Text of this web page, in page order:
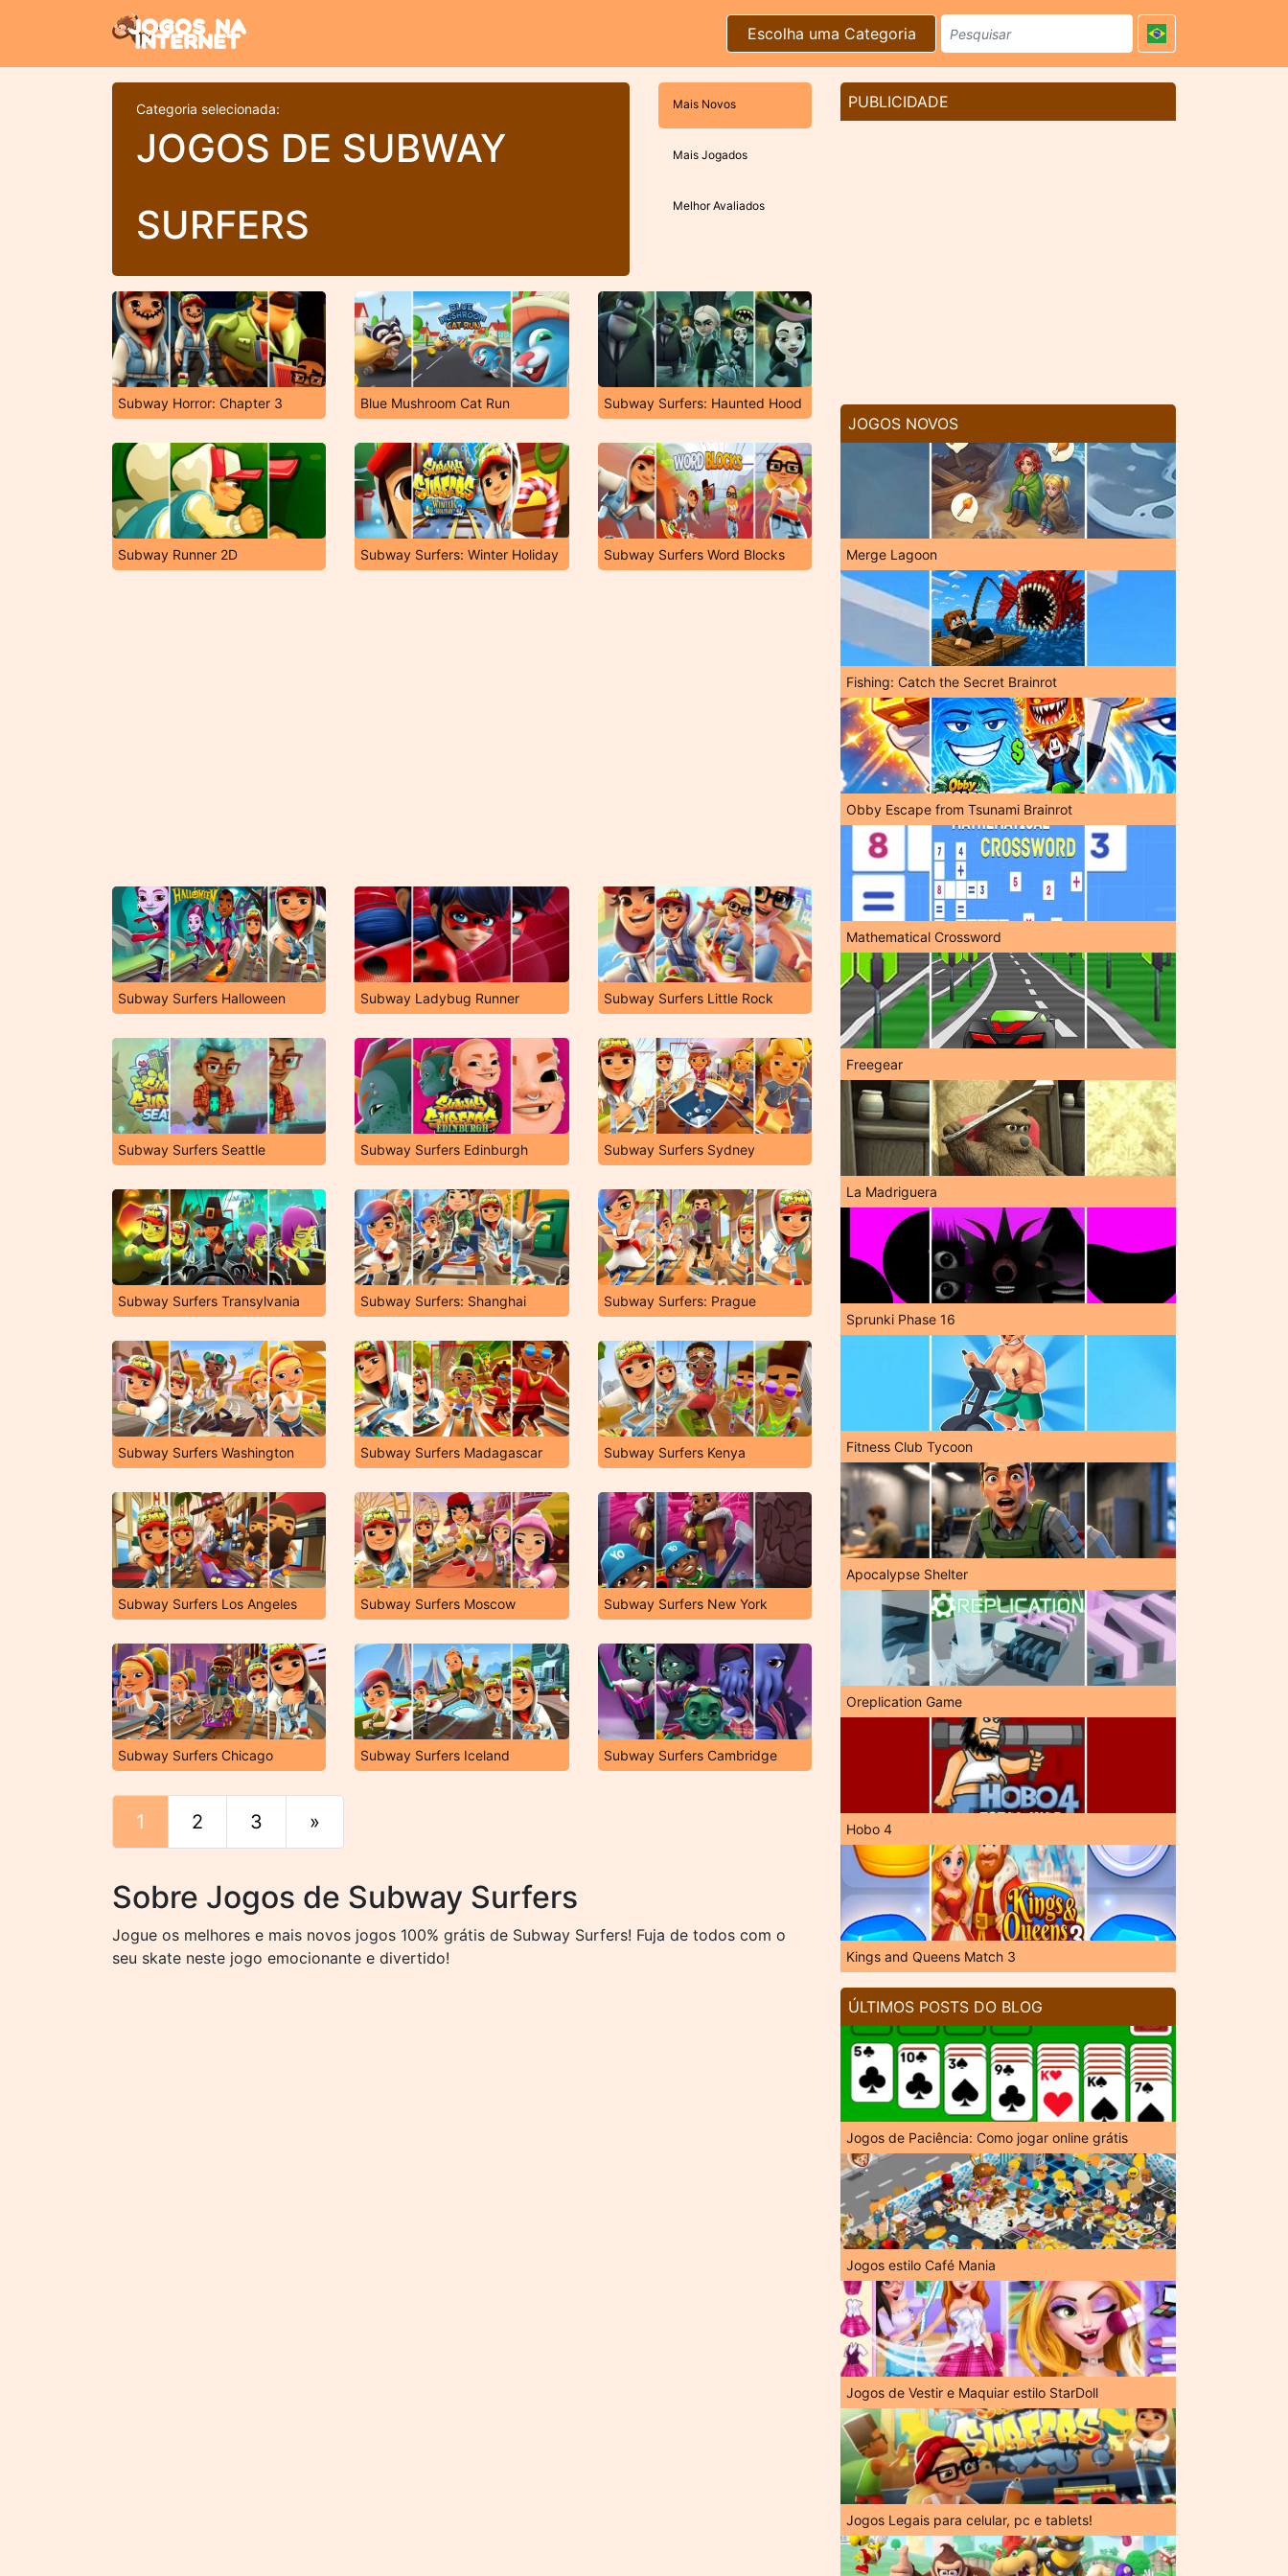
Escolha uma Categoria
Categoria selecionada:
JOGOS DE SUBWAY
SURFERS
Mais Novos
Mais Jogados
Melhor Avaliados
Subway Horror: Chapter 3 Blue Mushroom Cat Run Subway Surfers: Haunted Hood
Subway Runner 2D Subway Surfers: Winter Holiday Subway Surfers Word Blocks
Subway Surfers Halloween Subway Ladybug Runner Subway Surfers Little Rock
Subway Surfers Seattle Subway Surfers Edinburgh Subway Surfers Sydney
Subway Surfers Transylvania Subway Surfers: Shanghai Subway Surfers: Prague
Subway Surfers Washington Subway Surfers Madagascar Subway Surfers Kenya
Subway Surfers Los Angeles Subway Surfers Moscow Subway Surfers New York
Subway Surfers Chicago Subway Surfers Iceland Subway Surfers Cambridge
1 2 3 »
Sobre Jogos de Subway Surfers
Jogue os melhores e mais novos jogos 100% grátis de Subway Surfers! Fuja de todos com o
seu skate neste jogo emocionante e divertido!
PUBLICIDADE
JOGOS NOVOS
Merge Lagoon
Fishing: Catch the Secret Brainrot
Obby Escape from Tsunami Brainrot
Mathematical Crossword
Freegear
La Madriguera
Sprunki Phase 16
Fitness Club Tycoon
Apocalypse Shelter
Oreplication Game
Hobo 4
Kings and Queens Match 3
ÚLTIMOS POSTS DO BLOG
Jogos de Paciência: Como jogar online grátis
Jogos estilo Café Mania
Jogos de Vestir e Maquiar estilo StarDoll
Jogos Legais para celular, pc e tablets!